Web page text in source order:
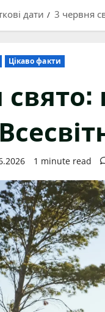
дати 3 червня
Цікаво факти
1 minute read